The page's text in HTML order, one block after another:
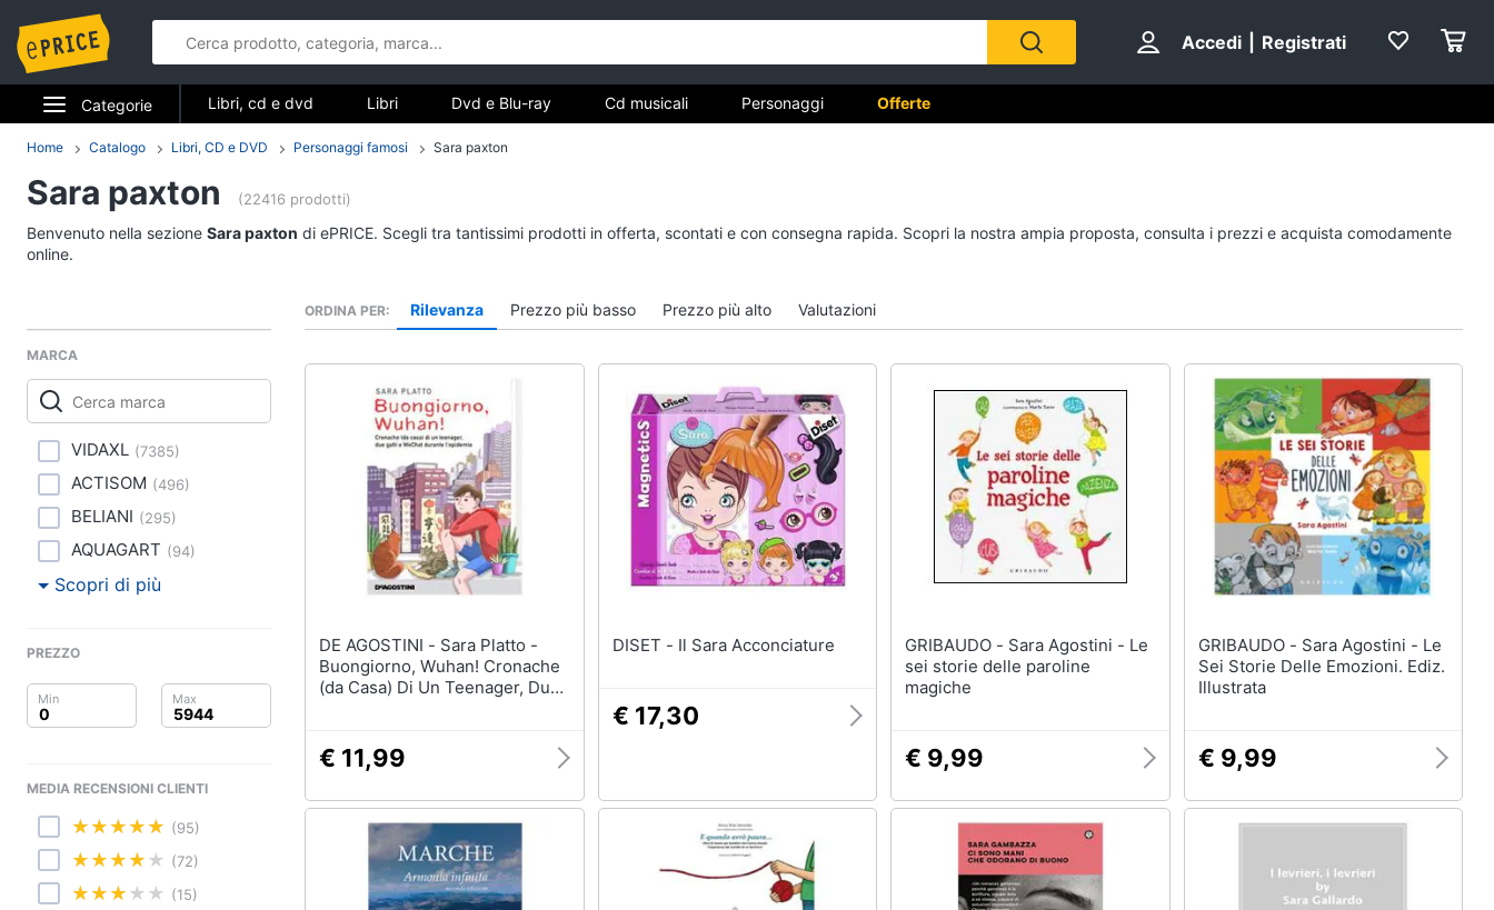
Accedi Registrati
Categorie
Elettrodomestici
Informatica
Videogiochi
Audio e musica
Arredo
Brico e Giardinaggio
Prima infanzia
Fotografia
Casalinghi
Libri, cd e dvd
Libri di Cucina
Architettura
Vedi tutti
Walt disney film
Vedi tutti
Musica Leggera
Vedi tutti Vedi tutti
Libri, cd e dvd Libri Dvd e Blu-ray Cd musicali Personaggi Offerte
Home Catalogo Libri, CD e DVD Personaggi famosi Sara paxton
Sara paxton (22416 prodotti)
Benvenuto nella sezione Sara paxton di ePRICE. Scegli tra tantissimi prodotti in offerta, scontati e con consegna rapida. Scopri la nostra ampia proposta, consulta i prezzi e acquista comodamente
online.
MARCA
VIDAXL (7385)
ACTISOM (496)
BELIANI (295)
AQUAGART (94)
Scopri di più
PREZZO
MEDIA RECENSIONI CLIENTI
(95)
(72)
(15)
ORDINA PER Rilevanza Prezzo più basso Prezzo più alto Valutazioni
DE AGOSTINI - Sara Platto -
Buongiorno, Wuhan! Cronache
(da Casa) Di Un Teenager, Due
€ 11,99
DISET - Il Sara Acconciature
€ 17,30
GRIBAUDO - Sara Agostini - Le
sei storie delle paroline
magiche
€ 9,99
GRIBAUDO - Sara Agostini - Le
Sei Storie Delle Emozioni. Ediz.
Illustrata
€ 9,99